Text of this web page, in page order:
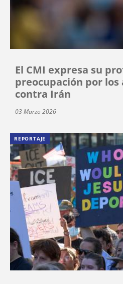
El CMI expresa su
preocupación por
contra Irán
03 Marzo 2026
REPORTAJE